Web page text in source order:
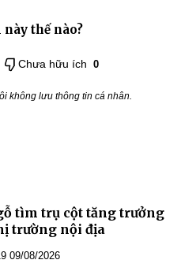
này thế nào?
Chưa hữu ích 0
không lưu thông tin cá nhân.
tìm trụ cột tăng trưởng
trường nội địa
09/08/2026